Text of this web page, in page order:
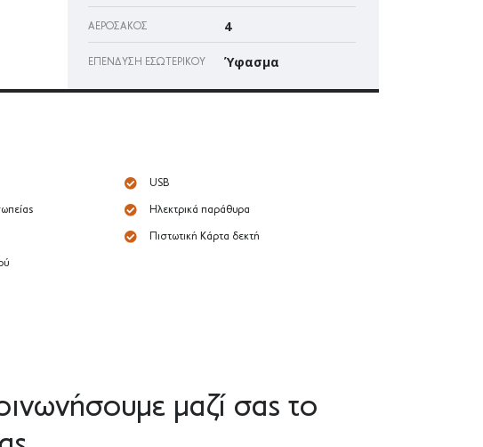
ΑΕΡΌΣΑΚΌΣ 4
ΕΠΈΝΔΥΣΗ ΕΣΩΤΕΡΙΚΟΎ Ύφασμα
USB
Ηλεκτρικά παράθυρα
Πιστωτική Κάρτα δεκτή
μαζί σας το